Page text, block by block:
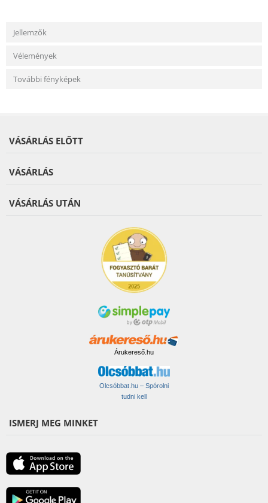
Jellemzők
Vélemények
További fényképek
VÁSÁRLÁS ELŐTT
VÁSÁRLÁS
VÁSÁRLÁS UTÁN
Árukereső.hu
Olcsóbbat.hu – Spórolni
tudni kell
ISMERJ MEG MINKET